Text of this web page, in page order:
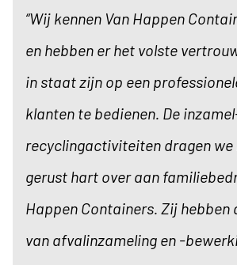
“Wij kennen Van Happen
en hebben er het volste
in staat zijn op een
klanten te bedienen. De
recyclingactiviteiten dragen we
gerust hart over aan
Happen Containers. Zij hebben
van afvalinzameling en -